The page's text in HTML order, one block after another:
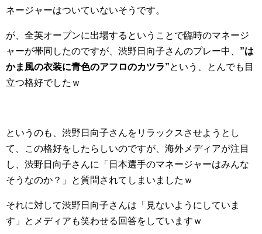
ネージャーはついていないそうです。
が、全英オープンに出場するということで臨時のマネージ
ャーが帯同したのですが、渋野日向子さんのプレー中、 ”は
かま風の衣装に青色のアフロのカツラ”という、とんでも目
立つ格好でしたｗ
というのも、渋野日向子さんをリラックスさせようとし
て、この格好をしたらしいのですが、海外メディアが注目
し、渋野日向子さんに「日本選手のマネージャーはみんな
そうなのか？」と質問されてしまいましたｗ
それに対して渋野日向子さんは「見ないようにしていま
す」とメディアも笑わせる回答をしていますｗ